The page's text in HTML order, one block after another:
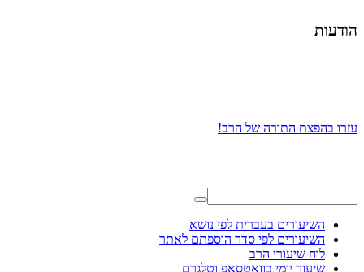
הודעות
עזרו בהפצת התורה של הרב!
השיעורים בעברית לפי נושא
השיעורים לפי סדר הוספתם לאתר
לוח שיעורי הרב
שיעור יומי בוואטסאפ וטלגרם